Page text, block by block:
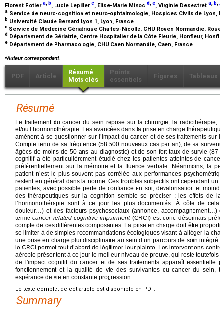
Florent Potiera, b, Lucie Lepillerc, Elise-Marie Minoc d,e, Virginie Desestret a, b,
a Service de neuro-cognition et neuro-ophtalmologie, Hospices Civils de Lyon,
b Université Claude Bernard Lyon 1, Lyon, France
c Service de Médecine Gériatrique Charles-Nicolle, CHU Rouen Normandie,
d Département de Gériatrie, Centre Hospitalier de la Côte Fleurie, Honfleur,
e Département de Pharmacologie, CHU Caen Normandie, Caen, France
⁎Auteur correspondant.
PDF Article
Résumé
Mots clés
Points
essentiels
Figures Tableaux
Résumé
Le traitement du cancer du sein repose sur la chirurgie, la
et/ou l’hormonothérapie. Les avancées dans la prise en charge
amènent à se questionner sur l’impact du cancer et de ses traitements
Compte tenu de sa fréquence (58 500 nouveaux cas par an), de sa
âgées de moins de 50 ans au diagnostic) et de son fort taux de survie
cognitif a été particulièrement étudié chez les patientes atteintes de
préférentiellement sur la mémoire et la fluence verbale. Néanmoins, la
patient n’est le plus souvent pas corrélée aux performances
restent en général dans la norme. Ces troubles subjectifs ont cependant
patientes, avec possible perte de confiance en soi, dévalorisation et
des thérapeutiques sur la cognition semble se préciser : les effets de
l’hormonothérapie sont à ce jour les plus documentés. À côté de
douleur…) et des facteurs psychosociaux (annonce,
termecancer related cognitive impairment(CRCI) est donc désormais
compte de ces différentes composantes. La prise en charge doit être
se limiter à de simples recommandations écologiques visant à alléger la
une prise en charge pluridisciplinaire au sein d’un parcours de soin
le CRCI permet tout d’abord de légitimer leur plainte. Les interventions
aérobie présentent à ce jour le meilleur niveau de preuve, qui reste
de l’impact cognitif du cancer et de ses traitements apparaît
fonctionnement et la qualité de vie des survivantes du cancer du sein,
espérance de vie en constante progression.
Le texte complet de cet article est disponible en PDF.
Summary